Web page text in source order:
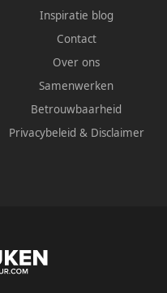
Inspiratie blog
Contact
Over ons
Samenwerken
Betrouwbaarheid
Privacybeleid & Disclaimer